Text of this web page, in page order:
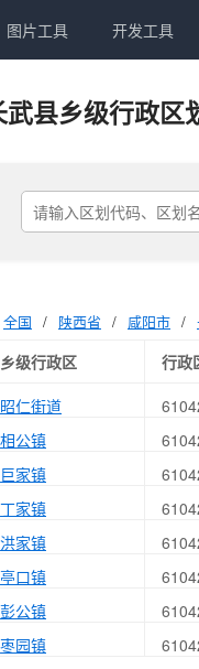
图片工具 开发工具
武县乡级行政区
全国 / 陕西省 / 咸阳市 /
乡级行政区 行政
昭仁街道
相公镇
巨家镇
丁家镇
洪家镇
亭口镇
彭公镇
枣园镇